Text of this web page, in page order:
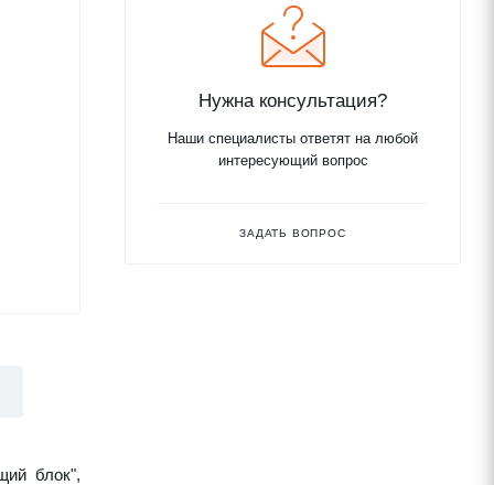
блок",
Нужна консультация?
Наши специалисты ответят на любой
интересующий вопрос
ЗАДАТЬ ВОПРОС